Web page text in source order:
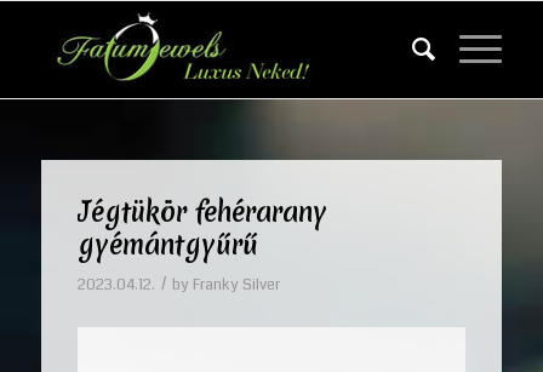
Jégtükör fehérarany
gyémántgyűrű
2023.04.12. / by Franky Silver